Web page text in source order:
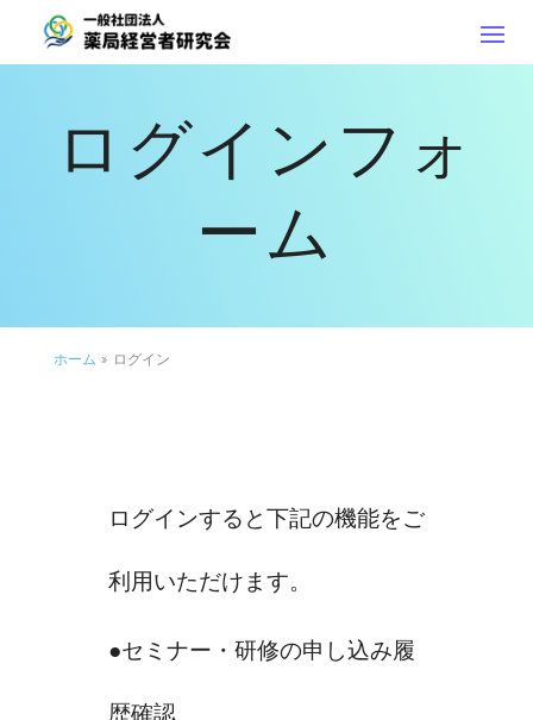
ログインフォ
ーム
ホーム » ログイン
ログインすると下記の機能をご
利用いただけます。
●セミナー・研修の申し込み履
歴確認